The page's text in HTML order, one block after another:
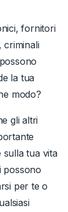
fornitori
criminali
la tua
modo?
gli altri
tua vita
possono
per te o